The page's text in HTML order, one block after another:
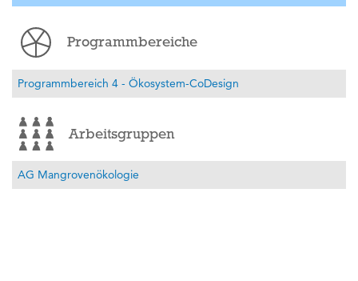
Programmbereiche
Programmbereich 4 - Ökosystem-CoDesign
Arbeitsgruppen
AG Mangrovenökologie